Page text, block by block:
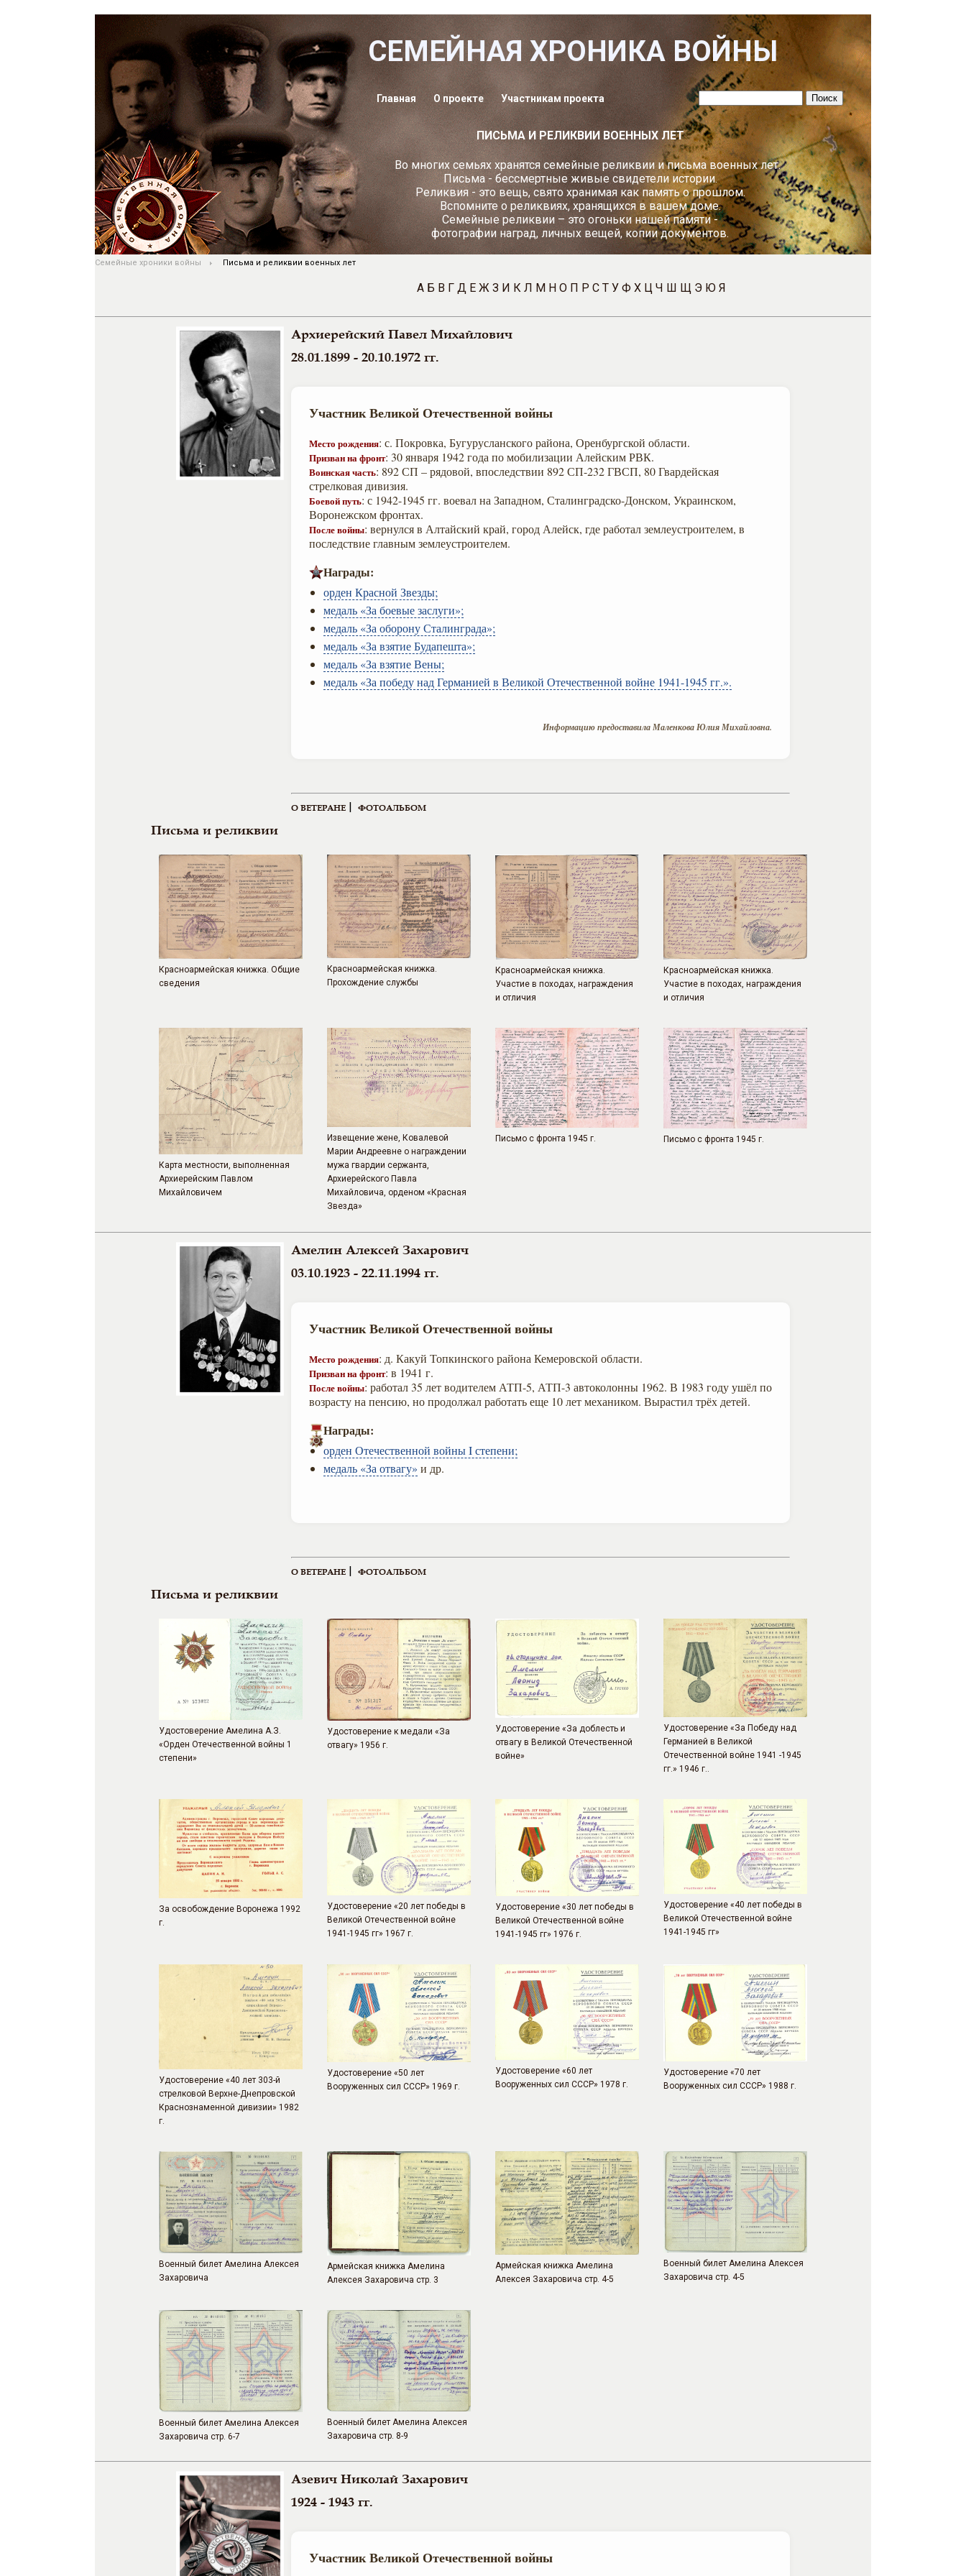
СЕМЕЙНАЯ ХРОНИКА ВОЙНЫ
Главная О проекте Участникам проекта
ПИСЬМА И РЕЛИКВИИ ВОЕННЫХ ЛЕТ
Во многих семьях хранятся семейные реликвии и письма военных лет.
Письма - бессмертные живые свидетели истории.
Реликвия - это вещь, свято хранимая как память о прошлом.
Вспомните о реликвиях, хранящихся в вашем доме.
Семейные реликвии – это огоньки нашей памяти -
фотографии наград, личных вещей, копии документов.
Семейные хроники войны Письма и реликвии военных лет
А Б В Г Д Е Ж З И К Л М Н О П Р С Т У Ф Х Ц Ч Ш Щ Э Ю Я
Архиерейский Павел Михайлович
28.01.1899 - 20.10.1972 гг.
Участник Великой Отечественной войны
Место рождения: с. Покровка, Бугурусланского района, Оренбургской области.
Призван на фронт: 30 января 1942 года по мобилизации Алейским РВК.
Воинская часть: 892 СП – рядовой, впоследствии 892 СП-232 ГВСП, 80 Гвардейская
стрелковая дивизия.
Боевой путь: с 1942-1945 гг. воевал на Западном, Сталинградско-Донском, Украинском,
Воронежском фронтах.
После войны: вернулся в Алтайский край, город Алейск, где работал землеустроителем, в
последствие главным землеустроителем.
Награды:
орден Красной Звезды;
медаль «За боевые заслуги»;
медаль «За оборону Сталинграда»;
медаль «За взятие Будапешта»;
медаль «За взятие Вены;
медаль «За победу над Германией в Великой Отечественной войне 1941-1945 гг.».
Информацию предоставила Маленкова Юлия Михайловна.
О ВЕТЕРАНЕ | ФОТОАЛЬБОМ
Письма и реликвии
Красноармейская книжка. Общие
сведения
Красноармейская книжка.
Прохождение службы
Красноармейская книжка.
Участие в походах, награждения
и отличия
Красноармейская книжка.
Участие в походах, награждения
и отличия
Карта местности, выполненная
Архиерейским Павлом
Михайловичем
Извещение жене, Ковалевой
Марии Андреевне о награждении
мужа гвардии сержанта,
Архиерейского Павла
Михайловича, орденом «Красная
Звезда»
Письмо с фронта 1945 г. Письмо с фронта 1945 г.
Амелин Алексей Захарович
03.10.1923 - 22.11.1994 гг.
Участник Великой Отечественной войны
Место рождения: д. Какуй Топкинского района Кемеровской области.
Призван на фронт: в 1941 г.
После войны: работал 35 лет водителем АТП-5, АТП-3 автоколонны 1962. В 1983 году ушёл по
возрасту на пенсию, но продолжал работать еще 10 лет механиком. Вырастил трёх детей.
Награды:
орден Отечественной войны I степени;
медаль «За отвагу» и др.
О ВЕТЕРАНЕ | ФОТОАЛЬБОМ
Письма и реликвии
Удостоверение Амелина А.З.
«Орден Отечественной войны 1
степени»
Удостоверение к медали «За
отвагу» 1956 г.
Удостоверение «За доблесть и
отвагу в Великой Отечественной
войне»
Удостоверение «За Победу над
Германией в Великой
Отечественной войне 1941 -1945
гг.» 1946 г..
За освобождение Воронежа 1992
г.
Удостоверение «20 лет победы в
Великой Отечественной войне
1941-1945 гг» 1967 г.
Удостоверение «30 лет победы в
Великой Отечественной войне
1941-1945 гг» 1976 г.
Удостоверение «40 лет победы в
Великой Отечественной войне
1941-1945 гг»
Удостоверение «40 лет 303-й
стрелковой Верхне-Днепровской
Краснознаменной дивизии» 1982
г.
Удостоверение «50 лет
Вооруженных сил СССР» 1969 г.
Удостоверение «60 лет
Вооруженных сил СССР» 1978 г.
Удостоверение «70 лет
Вооруженных сил СССР» 1988 г.
Военный билет Амелина Алексея
Захаровича
Армейская книжка Амелина
Алексея Захаровича стр. 3
Армейская книжка Амелина
Алексея Захаровича стр. 4-5
Военный билет Амелина Алексея
Захаровича стр. 4-5
Военный билет Амелина Алексея
Захаровича стр. 6-7
Военный билет Амелина Алексея
Захаровича стр. 8-9
Азевич Николай Захарович
1924 - 1943 гг.
Участник Великой Отечественной войны